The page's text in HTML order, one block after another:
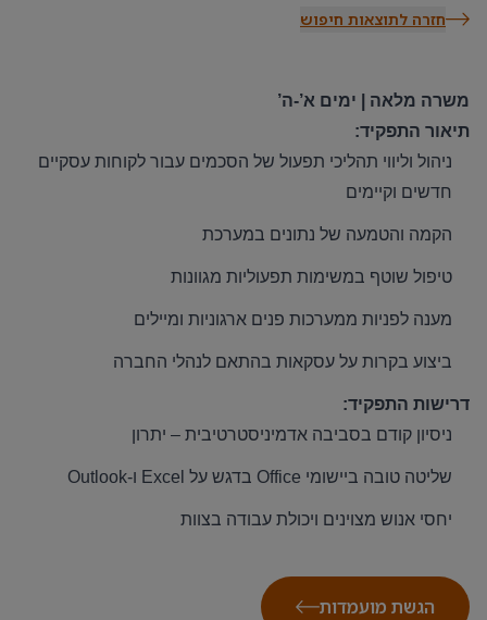
חזרה לתוצאות חיפוש
משרה מלאה | ימים א’-ה’
תיאור התפקיד:
ניהול וליווי תהליכי תפעול של הסכמים עבור לקוחות עסקיים
חדשים וקיימים
הקמה והטמעה של נתונים במערכת
טיפול שוטף במשימות תפעוליות מגוונות
מענה לפניות ממערכות פנים ארגוניות ומיילים
ביצוע בקרות על עסקאות בהתאם לנהלי החברה
דרישות התפקיד:
ניסיון קודם בסביבה אדמיניסטרטיבית – יתרון
שליטה טובה ביישומי בדגש על ו-Outlook
יחסי אנוש מצוינים ויכולת עבודה בצוות
הגשת מועמדות